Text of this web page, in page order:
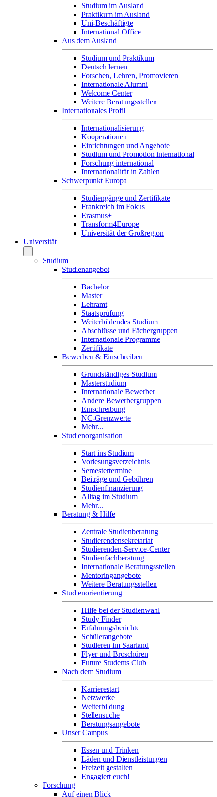
Studium im Ausland
Praktikum im Ausland
Uni-Beschäftigte
International Office
Aus dem Ausland
Studium und Praktikum
Deutsch lernen
Forschen, Lehren, Promovieren
Internationale Alumni
Welcome Center
Weitere Beratungsstellen
Internationales Profil
Internationalisierung
Kooperationen
Einrichtungen und Angebote
Studium und Promotion international
Forschung international
Internationalität in Zahlen
Schwerpunkt Europa
Studiengänge und Zertifikate
Frankreich im Fokus
Erasmus+
Transform4Europe
Universität der Großregion
Universität
Studium
Studienangebot
Bachelor
Master
Lehramt
Staatsprüfung
Weiterbildendes Studium
Abschlüsse und Fächergruppen
Internationale Programme
Zertifikate
Bewerben & Einschreiben
Grundständiges Studium
Masterstudium
Internationale Bewerber
Andere Bewerbergruppen
Einschreibung
NC-Grenzwerte
Mehr...
Studienorganisation
Start ins Studium
Vorlesungsverzeichnis
Semestertermine
Beiträge und Gebühren
Studienfinanzierung
Alltag im Studium
Mehr...
Beratung & Hilfe
Zentrale Studienberatung
Studierendensekretariat
Studierenden-Service-Center
Studienfachberatung
Internationale Beratungsstellen
Mentoringangebote
Weitere Beratungsstellen
Studienorientierung
Hilfe bei der Studienwahl
Study Finder
Erfahrungsberichte
Schülerangebote
Studieren im Saarland
Flyer und Broschüren
Future Students Club
Nach dem Studium
Karrierestart
Netzwerke
Weiterbildung
Stellensuche
Beratungsangebote
Unser Campus
Essen und Trinken
Läden und Dienstleistungen
Freizeit gestalten
Engagiert euch!
Forschung
Auf einen Blick